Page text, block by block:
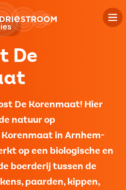
De
De Korenmaat! Hier
natuur op
in Arnhem-
op een biologische en
boerderij tussen de
paarden, kippen,